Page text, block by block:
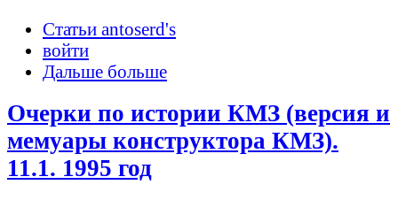
Статьи antoserd's
войти
Дальше больше
Очерки по истории КМЗ (версия и
мемуары конструктора КМЗ).
11.1. 1995 год